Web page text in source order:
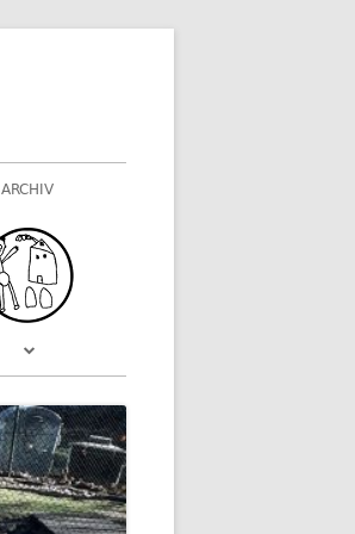
ARCHIV
WAS VOR EINIGER ZEIT WAR